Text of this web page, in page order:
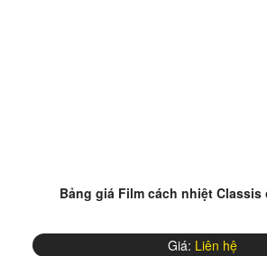
Bảng giá Film cách nhiệt Classis
Giá: Liên hệ